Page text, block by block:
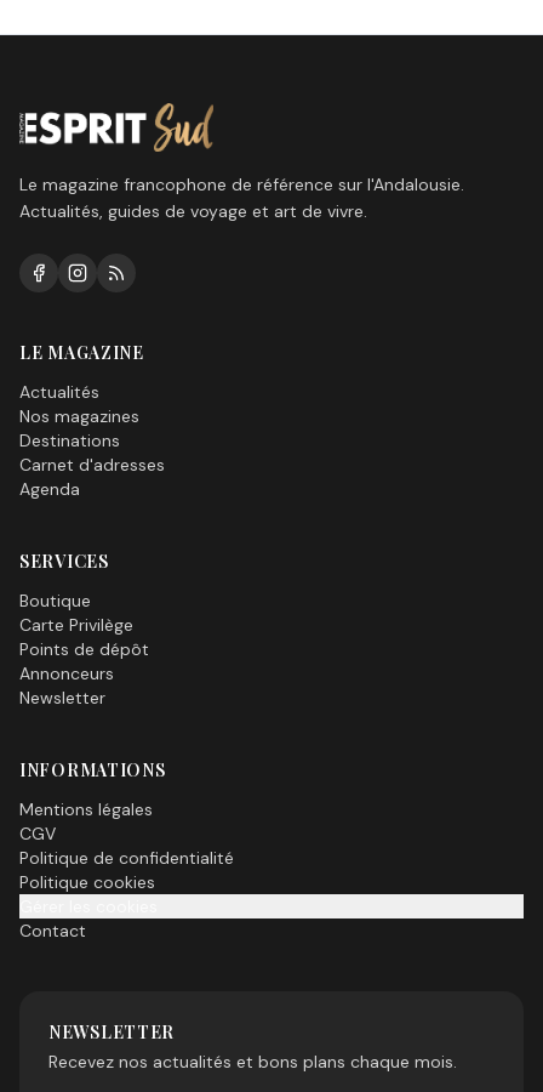
Le magazine francophone de référence sur l'Andalousie.
Actualités, guides de voyage et art de vivre.
LE MAGAZINE
Actualités
Nos magazines
Destinations
Carnet d'adresses
Agenda
SERVICES
Boutique
Carte Privilège
Points de dépôt
Annonceurs
Newsletter
INFORMATIONS
Mentions légales
CGV
Politique de confidentialité
Politique cookies
Contact
NEWSLETTER
Recevez nos actualités et bons plans chaque mois.